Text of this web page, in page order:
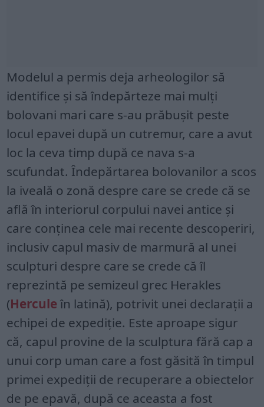
Modelul a permis deja arheologilor să
identifice și să îndepărteze mai mulți
bolovani mari care s-au prăbușit peste
locul epavei după un cutremur, care a avut
loc la ceva timp după ce nava s-a
scufundat. Îndepărtarea bolovanilor a scos
la iveală o zonă despre care se crede că se
află în interiorul corpului navei antice și
care conținea cele mai recente descoperiri,
inclusiv capul masiv de marmură al unei
sculpturi despre care se crede că îl
reprezintă pe semizeul grec Herakles
(Herculeîn latină), potrivit unei declarații a
echipei de expediție. Este aproape sigur
că, capul provine de la sculptura fără cap a
unui corp uman care a fost găsită în timpul
primei expediții de recuperare a obiectelor
de pe epavă, după ce aceasta a fost